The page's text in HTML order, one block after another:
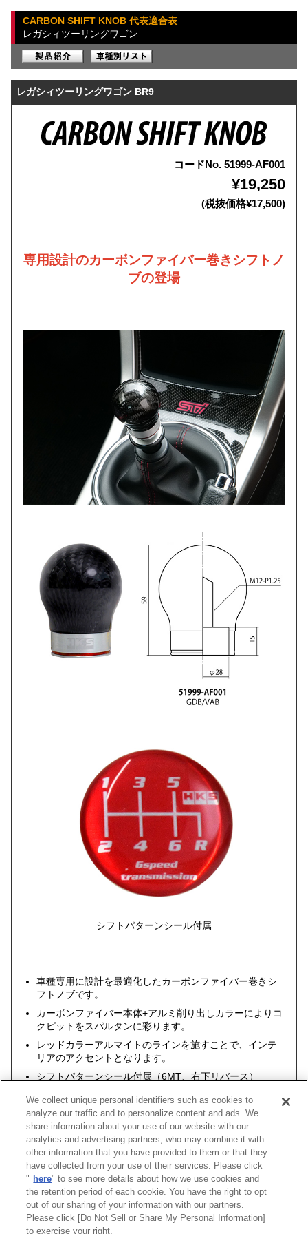
CARBON SHIFT KNOB 代表適合表
レガシィツーリングワゴン
レガシィツーリングワゴン BR9
コードNo. 51999-AF001
¥19,250
(税抜価格¥17,500)
専用設計のカーボンファイバー巻きシフトノ
ブの登場
シフトパターンシール付属
車種専用に設計を最適化したカーボンファイバー巻きシ
フトノブです。
カーボンファイバー本体+アルミ削り出しカラーによりコ
クピットをスパルタンに彩ります。
レッドカラーアルマイトのラインを施すことで、インテ
リアのアクセントとなります。
シフトパターンシール付属（6MT、右下リバース）
車種 型式 エンジン 年式
レガシィツーリングワゴン BR9 EJ255 09/05 -12/04 51999-
]
We collect unique personal identifiers such as cookies to
analyze our traffic and to personalize content and ads. We
share information about your use of our website with our
analytics and advertising partners, who may combine it with
other information that you have provided to them or that they
have collected from your use of their services. Please click
" here" to see more details about how we use cookies and
the retention period of each cookie. You have the right to opt
out of our sharing of your information with our partners.
Please click [Do Not Sell or Share My Personal Information]
to exercise your right.